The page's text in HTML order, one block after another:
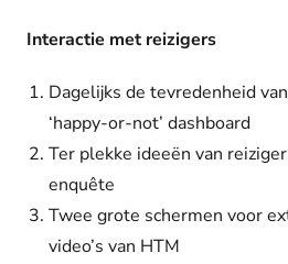
Interactie met reizigers
Dagelijks de tevredenheid
‘happy-or-not’ dashboard
Ter plekke ideeën van
enquête
Twee grote schermen voor
video’s van HTM